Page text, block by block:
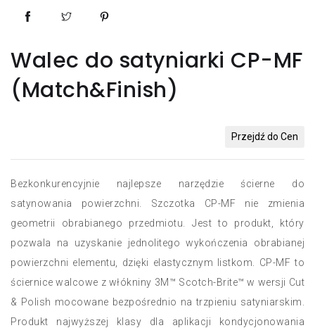
Walec do satyniarki CP-MF
(Match&Finish)
Przejdź do Cen
Bezkonkurencyjnie najlepsze narzędzie ścierne do
satynowania powierzchni. Szczotka CP-MF nie zmienia
geometrii obrabianego przedmiotu. Jest to produkt, który
pozwala na uzyskanie jednolitego wykończenia obrabianej
powierzchni elementu, dzięki elastycznym listkom. CP-MF to
ściernice walcowe z włókniny 3M™ Scotch-Brite™ w wersji Cut
& Polish mocowane bezpośrednio na trzpieniu satyniarskim.
Produkt najwyższej klasy dla aplikacji kondycjonowania